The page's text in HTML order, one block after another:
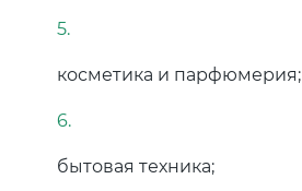
косметика и парфюмерия;
бытовая техника;